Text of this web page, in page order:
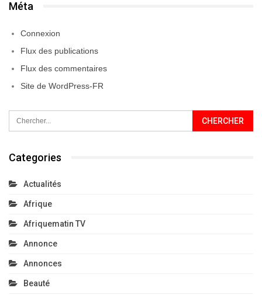
Méta
Connexion
Flux des publications
Flux des commentaires
Site de WordPress-FR
Categories
Actualités
Afrique
Afriquematin TV
Annonce
Annonces
Beauté